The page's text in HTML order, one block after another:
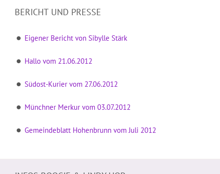
BERICHT UND PRESSE
Eigener Bericht von Sibylle Stärk
Hallo vom 21.06.2012
Südost-Kurier vom 27.06.2012
Münchner Merkur vom 03.07.2012
Gemeindeblatt Hohenbrunn vom Juli 2012